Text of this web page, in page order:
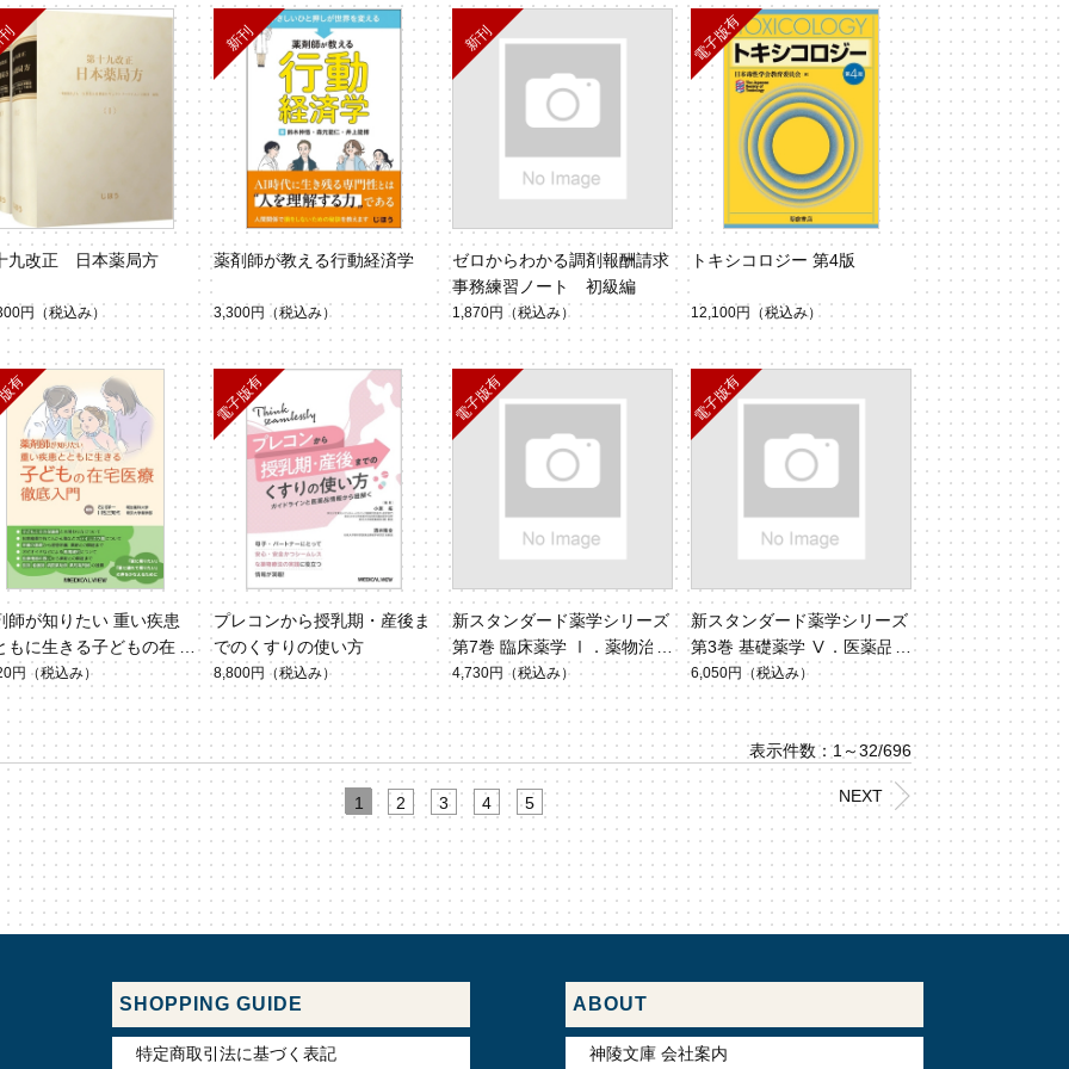
九改正 日本薬局方
円 （税込み）
薬剤師が教える行動経済学
3,300円 （税込み）
ゼロからわかる調剤報酬請求
事務練習ノート 初級編
1,870円 （税込み）
トキシコロジー 第4版
12,100円 （税込み）
師が知りたい 重い疾患
もに生きる子どもの在宅
徹底入門
円 （税込み）
プレコンから授乳期・産後ま
でのくすりの使い方
8,800円 （税込み）
新スタンダード薬学シリーズ
第7巻 臨床薬学 Ⅰ．薬物治療
の個別最適化
4,730円 （税込み）
新スタンダード薬学シリーズ
第3巻 基礎薬学 Ⅴ．医薬品化
学
6,050円 （税込み）
表示件数：1～32/696
NEXT
1 2 3 4 5
SHOPPING GUIDE
特定商取引法に基づく表記
ABOUT
神陵文庫 会社案内